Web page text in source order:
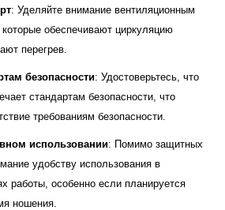
: Уделяйте внимание вентиляционным
обеспечивают циркуляцию
перегрев.
безопасности: Удостоверьтесь, что
стандартам безопасности, что
требованиям безопасности.
использовании: Помимо защитных
удобству использования в
работы, особенно если планируется
ношения.